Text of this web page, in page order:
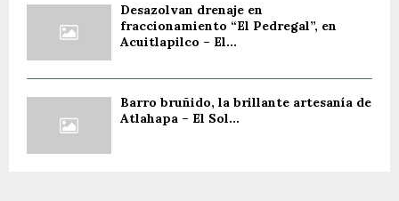
Desazolvan drenaje en
fraccionamiento “El Pedregal”, en
Acuitlapilco – El...
Barro bruñido, la brillante artesanía de
Atlahapa – El Sol...